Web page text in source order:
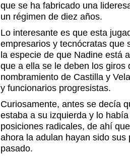
que se ha fabricado una
un régimen de diez años.
Lo interesante es que esta
empresarios y tecnócratas que
la especie de que Nadine está
que a ella se le deben los giros
nombramiento de Castilla y
y funcionarios progresistas.
Curiosamente, antes se decía
estaba a su izquierda y lo
posiciones radicales, de ahí
ahora la adulan hayan sido sus
pasado.